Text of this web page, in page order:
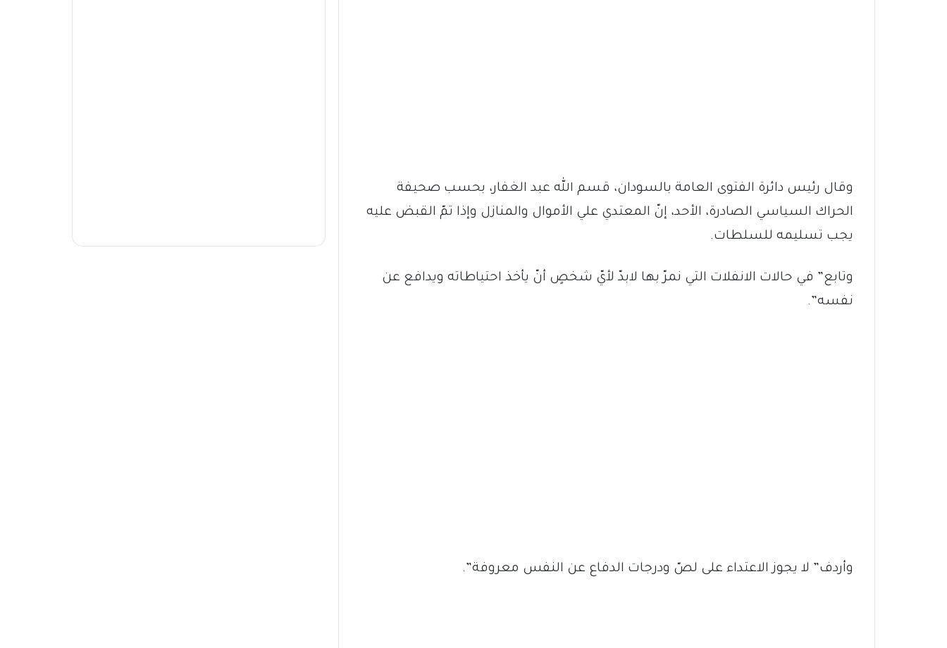
وقال رئيس دائرة الفتوى العامة بالسودان، قسم الله عبد الغفار، بحسب صحيفة
الحراك السياسي الصادرة، الأحد، إنّ المعتدي علي الأموال والمنازل وإذا تمّ القبض عليه
يجب تسليمه للسلطات.
وتابع” في حالات الانفلات التي نمرّ بها لابدّ لأيّ شخصٍ أنّ يأخذ احتياطاته ويدافع عن
نفسه”.
وأردف” لا يجوز الاعتداء على لصّ ودرجات الدفاع عن النفس معروفة”.